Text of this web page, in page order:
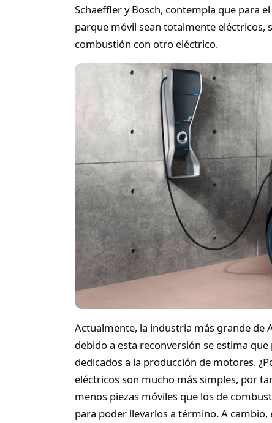
Schaeffler y Bosch, contempla que para
parque móvil sean totalmente
combustión con otro eléctrico.
Actualmente, la industria más grande de
debido a esta reconversión se estima
dedicados a la producción de motores.
eléctricos son mucho más simples, por
menos piezas móviles que los de
para poder llevarlos a término. A